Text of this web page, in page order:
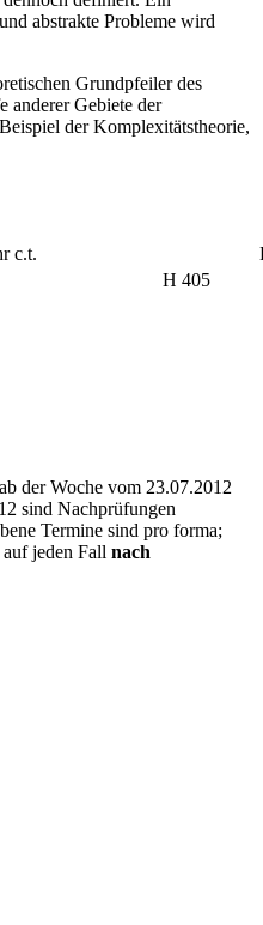
abstrakte Probleme wird
Grundpfeiler des
anderer Gebiete der
der Komplexitätstheorie,
c.t.
H 405
der Woche vom 23.07.2012
sind Nachprüfungen
Termine sind pro forma;
jeden Fall nach